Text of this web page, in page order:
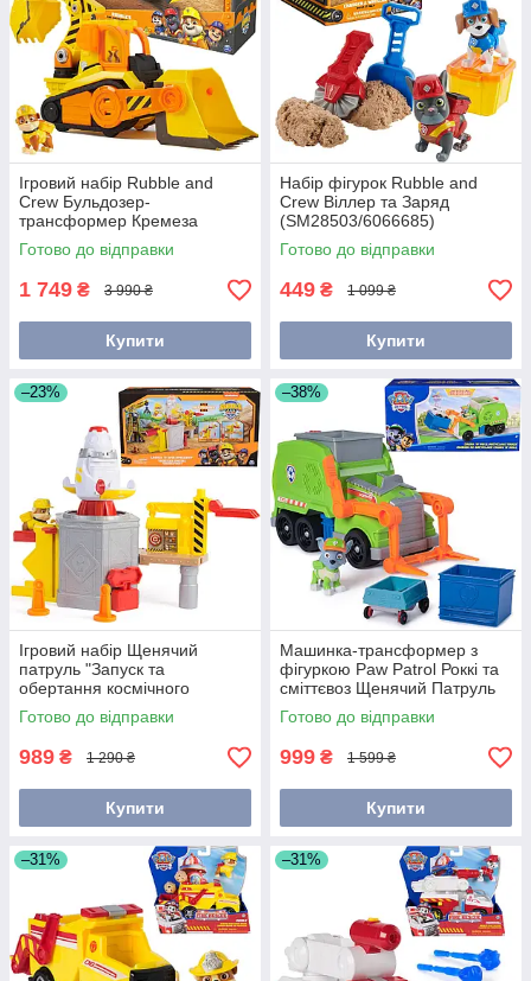
Ігровий набір Rubble and
Crew Бульдозер-
трансформер Кремеза
6067092/6068074/SM28507
Готово до відправки
1 749 ₴ 3 990 ₴
Купити
Набір фігурок Rubble and
Crew Віллер та Заряд
(SM28503/6066685)
Готово до відправки
449 ₴ 1 099 ₴
Купити
–23%
Ігровий набір Щенячий
патруль "Запуск та
обертання космічного
корабля" з фігуркою
Здоровань 6071624
Готово до відправки
989 ₴ 1 290 ₴
Купити
–38%
Машинка-трансформер з
фігуркою Paw Patrol Роккі та
сміттєвоз Щенячий Патруль
Spin Master 6071474
Готово до відправки
999 ₴ 1 599 ₴
Купити
–31% –31%